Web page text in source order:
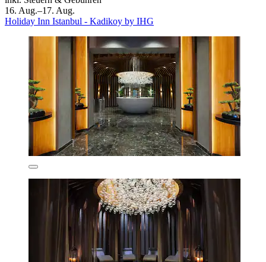
16. Aug.–17. Aug.
Holiday Inn Istanbul - Kadikoy by IHG